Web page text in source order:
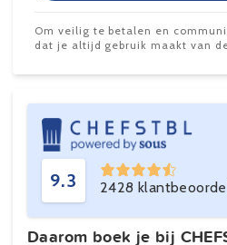
Om veilig te betalen en
dat je altijd gebruik maakt van de
9.3 2428
Daarom boek je bij